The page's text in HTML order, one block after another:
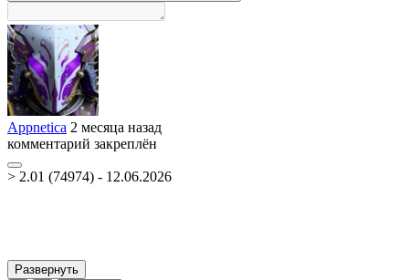
Appnetica 2 месяца назад
комментарий закреплён
> 2.01 (74974) - 12.06.2026
Развернуть